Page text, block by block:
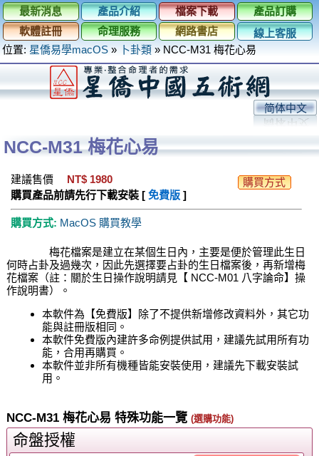
最新消息 產品介紹 檔案下載
產品訂購
軟體註冊
命理服務 網路書店
線上客服
位置: 星僑易學macOS » 卜卦類 » NCC-M31 梅花心易
简体中文
NCC-M31 梅花心易
建議售價 NT$ 1980
購買方式
購買產品前請先行下載安裝 [ 免費版]
購買方式: MacOS 購買教學
梅花檔案是建立在某個生日內，主要是便於管理此生日
何時占卦及過幾次，因此先選擇要占卦的生日檔案後，再新增梅
花檔案（註：關於生日操作說明請見【 NCC-M01 八字論命】操
作說明書）。
本軟件為【免費版】除了不提供新增修改資料外，其它功
能與註冊版相同。
本軟件免費版內建許多命例提供試用，建議先試用所有功
能，合用再購買。
本軟件並非所有機種皆能安裝使用，建議先下載安裝試
用。
NCC-M31 梅花心易 特殊功能一覽 (選購功能)
命盤授權